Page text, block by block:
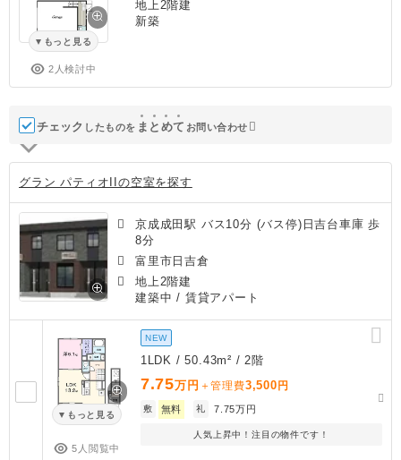
もっと見る
2人検討中
地上2階建
新築
チェック したものを ま と めて お問い合わせ
グラン パティオIIの空室を探す
京成成田駅 バス10分 (バス停)日吉台車庫 歩
8分
富里市日吉倉
地上2階建
建築中 / 賃貸アパート
もっと見る
5人閲覧中
NEW
1LDK / 50.43m² / 2階
7.75万円 ＋管理費3,500 円
敷 無料 礼 7.75万円
人気上昇中！注目の物件です！